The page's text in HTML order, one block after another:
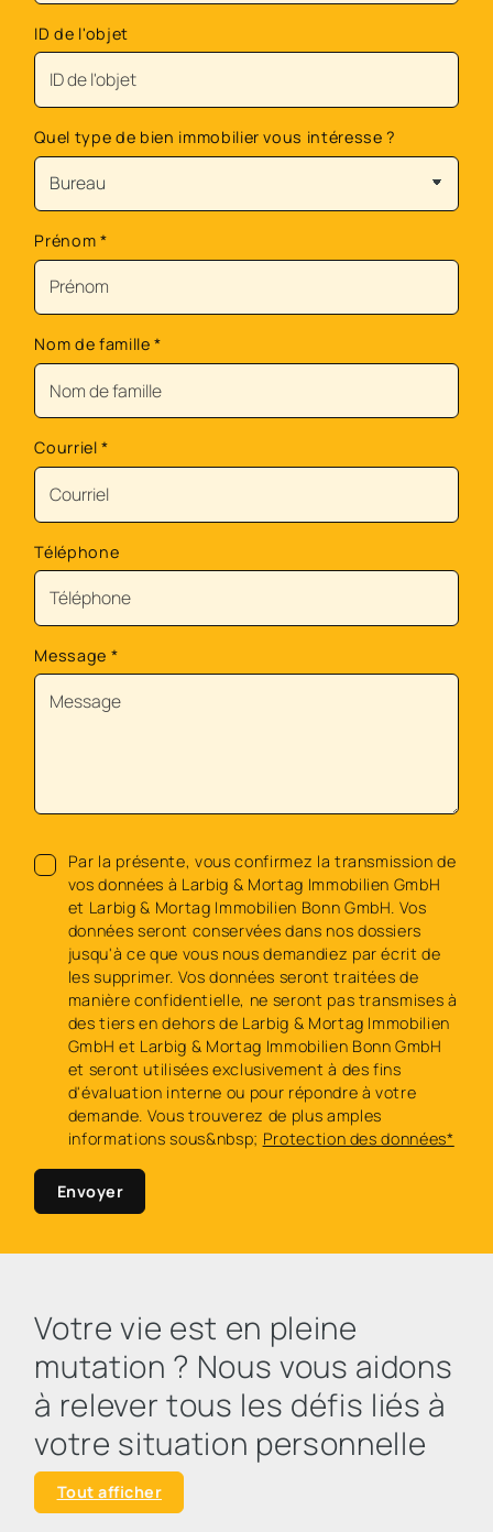
ID de l'objet
Quel type de bien immobilier vous intéresse ?
Prénom *
Nom de famille*
Courriel*
Téléphone
Message *
Par la présente, vous confirmez la transmission de
vos données à Larbig & Mortag Immobilien GmbH
et Larbig & Mortag Immobilien Bonn GmbH. Vos
données seront conservées dans nos dossiers
jusqu'à ce que vous nous demandiez par écrit de
les supprimer. Vos données seront traitées de
manière confidentielle, ne seront pas transmises à
des tiers en dehors de Larbig & Mortag Immobilien
GmbH et Larbig & Mortag Immobilien Bonn GmbH
et seront utilisées exclusivement à des fins
d'évaluation interne ou pour répondre à votre
demande. Vous trouverez de plus amples
informations sous&nbsp; Protection des données*
Envoyer
Votre vie est en pleine
mutation ? Nous vous aidons
à relever tous les défis liés à
votre situation personnelle
Tout afficher